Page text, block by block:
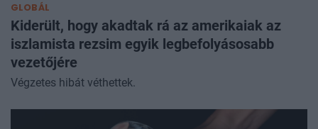
GLOBÁL
Kiderült, hogy akadtak rá az amerikaiak az
iszlamista rezsim egyik legbefolyásosabb
vezetőjére
Végzetes hibát véthettek.